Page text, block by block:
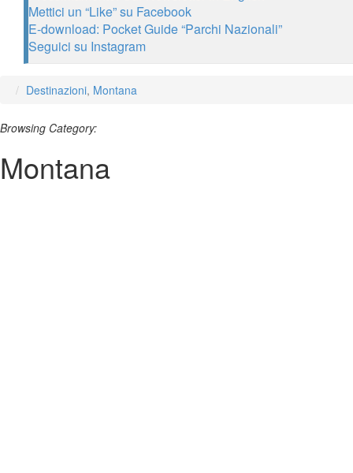
Mettici un “Like” su Facebook
E-download: Pocket Guide “Parchi Nazionali”
Seguici su Instagram
Destinazioni, Montana
Browsing Category:
Montana